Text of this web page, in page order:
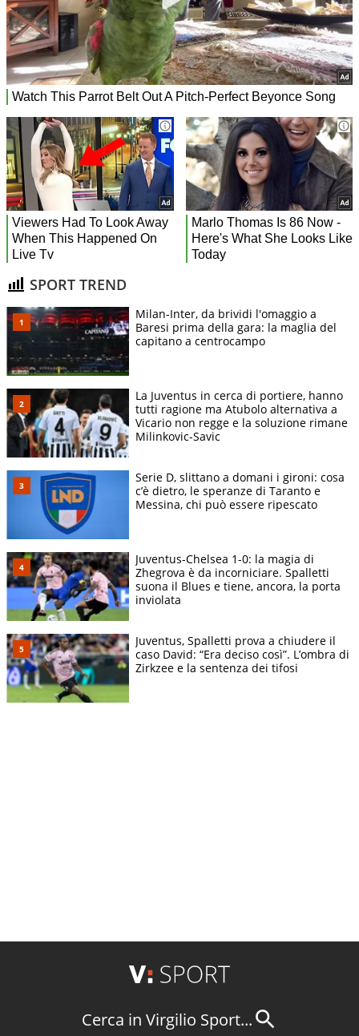
SPORT TREND
Milan-Inter, da brividi l'omaggio a
Baresi prima della gara: la maglia del
capitano a centrocampo
La Juventus in cerca di portiere, hanno
tutti ragione ma Atubolo alternativa a
Vicario non regge e la soluzione rimane
Milinkovic-Savic
Serie D, slittano a domani i gironi: cosa
c’è dietro, le speranze di Taranto e
Messina, chi può essere ripescato
Juventus-Chelsea 1-0: la magia di
Zhegrova è da incorniciare. Spalletti
suona il Blues e tiene, ancora, la porta
inviolata
Juventus, Spalletti prova a chiudere il
caso David: “Era deciso così”. L’ombra di
Zirkzee e la sentenza dei tifosi
Cerca in Virgilio Sport...